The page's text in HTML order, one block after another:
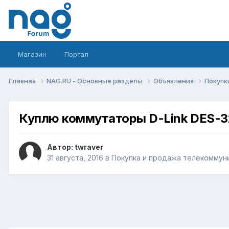
Магазин Портал
Главная NAG.RU - Основные разделы Объявления
Куплю коммутаторы D-Link DES-
Автор: twraver
31 августа, 2016 в Покупка и продажа